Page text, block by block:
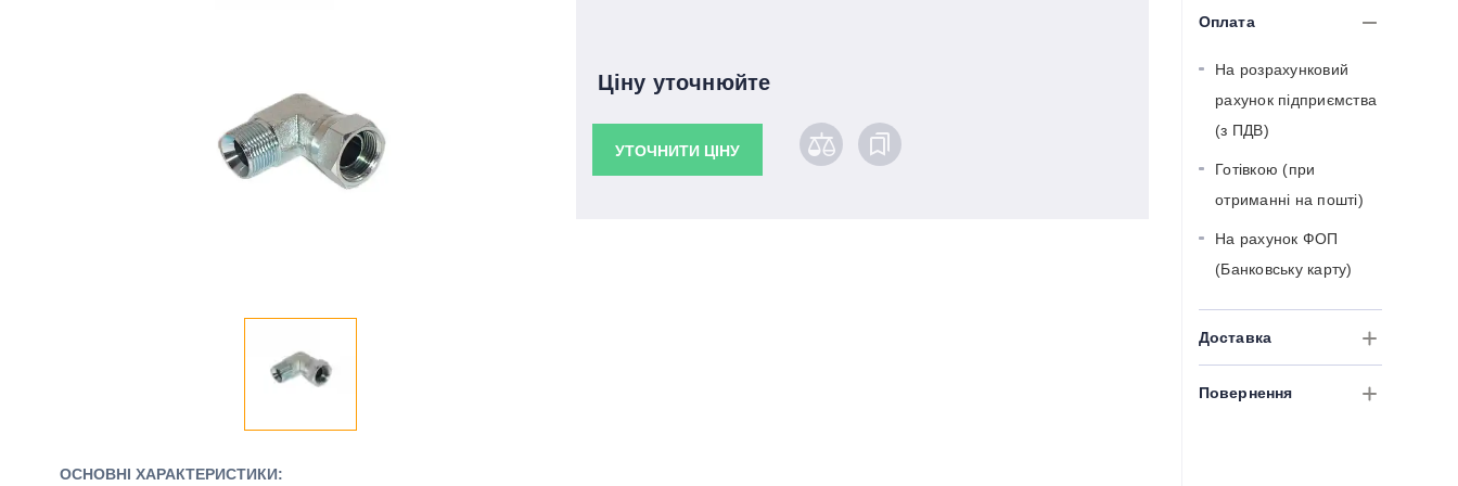
ОСНОВНІ ХАРАКТЕРИСТИКИ:
Ціну уточнюйте
УТОЧНИТИ ЦІНУ
Оплата
На розрахунковий
рахунок підприємства
(з ПДВ)
Готівкою (при
отриманні на пошті)
На рахунок ФОП
(Банковську карту)
Доставка
Повернення